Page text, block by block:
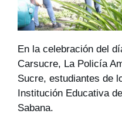
En la celebración del
Carsucre, La Policía
Sucre, estudiantes de
Institución Educativa
Sabana.